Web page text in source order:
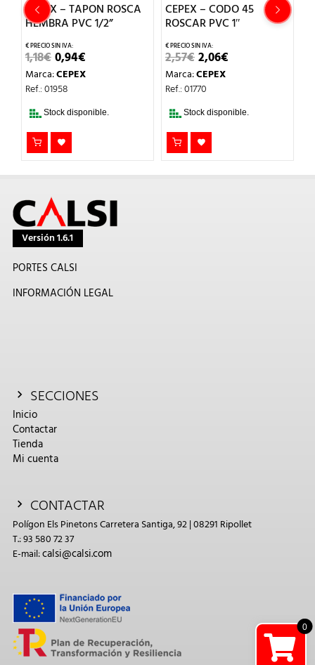
CEPEX – TAPON ROSCA
HEMBRA PVC 1/2”
1,18€EL
PRECIO
ORIGINAL
ERA:
0,94€PRECIO
ACTUAL
Marca:CEPEX
Ref.: 01958
Stock disponible.
CEPEX – CODO 45
ROSCAR PVC 1″
2,57€EL
PRECIO
ORIGINAL
ERA:
2,06€
Marca:CEPEX
Ref.: 01770
Stock disponible.
Versión 1.6.1
PORTES CALSI
INFORMACIÓN LEGAL
SECCIONES
Inicio
Contactar
Tienda
Mi cuenta
CONTACTAR
Polígon Els Pinetons Carretera Santiga, 92 | 08291 Ripollet
T.: 93 580 72 37
E-mail:calsi@calsi.com
0